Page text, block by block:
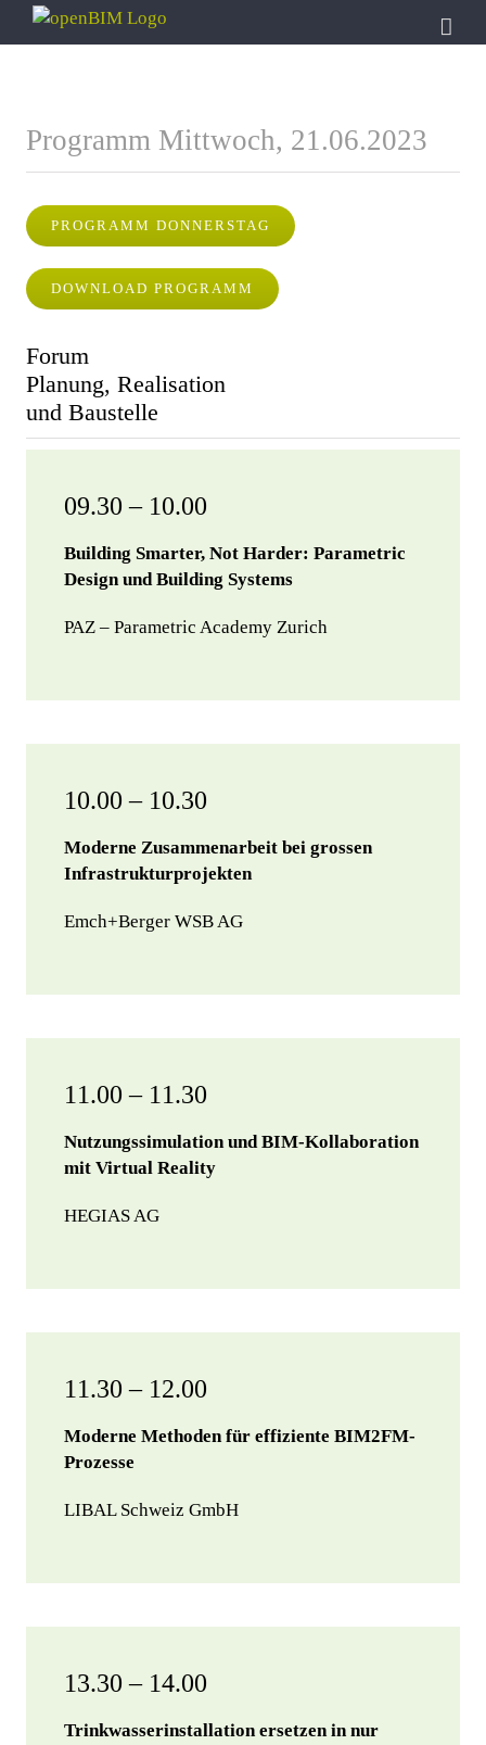
Zum
Programm Mittwoch, 21.06.2023
PROGRAMM DONNERSTAG
DOWNLOAD PROGRAMM
Forum
Planung, Realisation
und Baustelle
09.30 – 10.00
Building Smarter, Not Harder: Parametric
Design und Building Systems
PAZ – Parametric Academy Zurich
10.00 – 10.30
Moderne Zusammenarbeit bei grossen
Infrastrukturprojekten
Emch+Berger WSB AG
11.00 – 11.30
Nutzungssimulation und BIM-Kollaboration
mit Virtual Reality
HEGIAS AG
11.30 – 12.00
Moderne Methoden für effiziente BIM2FM-
Prozesse
LIBAL Schweiz GmbH
13.30 – 14.00
Trinkwasserinstallation ersetzen in nur